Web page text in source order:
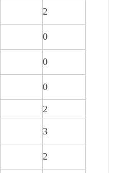
2
0
0
0
2
3
2